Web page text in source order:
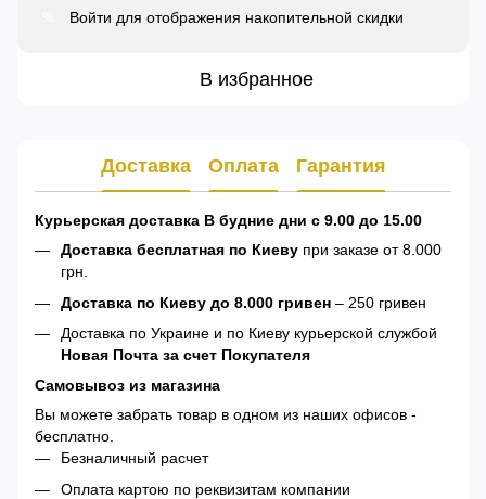
Войти для отображения накопительной скидки
В избранное
Доставка Оплата Гарантия
Курьерская доставка В будние дни с 9.00 до 15.00
Доставка бесплатная по Киеву при заказе от 8.000
грн.
Доставка по Киеву до 8.000 гривен – 250 гривен
Доставка по Украине и по Киеву курьерской службой
Новая Почта за счет Покупателя
Самовывоз из магазина
Вы можете забрать товар в одном из наших офисов -
бесплатно.
Безналичный расчет
Оплата картою по реквизитам компании